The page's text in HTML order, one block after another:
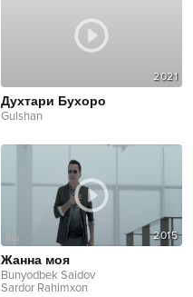
2021
Духтари Бухоро
Gulshan
2015
Жанна моя
Bunyodbek Saidov
Sardor Rahimxon